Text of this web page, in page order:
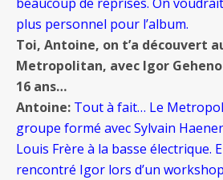
plus personnel pour l’album.
Toi, Antoine, on t’a découvert
Metropolitan, avec Igor
16 ans…
Antoine: Tout à fait… Le
groupe formé avec Sylvain
Louis Frère à la basse électrique.
rencontré Igor lors d’un